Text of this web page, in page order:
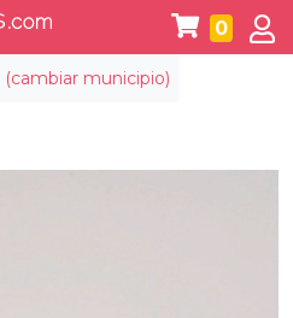
(cambiar municipio)
0